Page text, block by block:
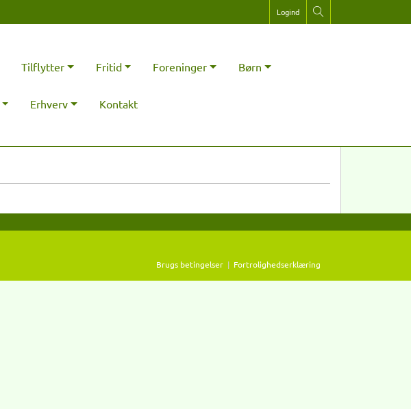
Logind
Tilflytter Fritid Foreninger Børn
Erhverv Kontakt
Brugs betingelser | Fortrolighedserklæring